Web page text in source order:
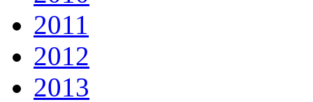
2011
2012
2013